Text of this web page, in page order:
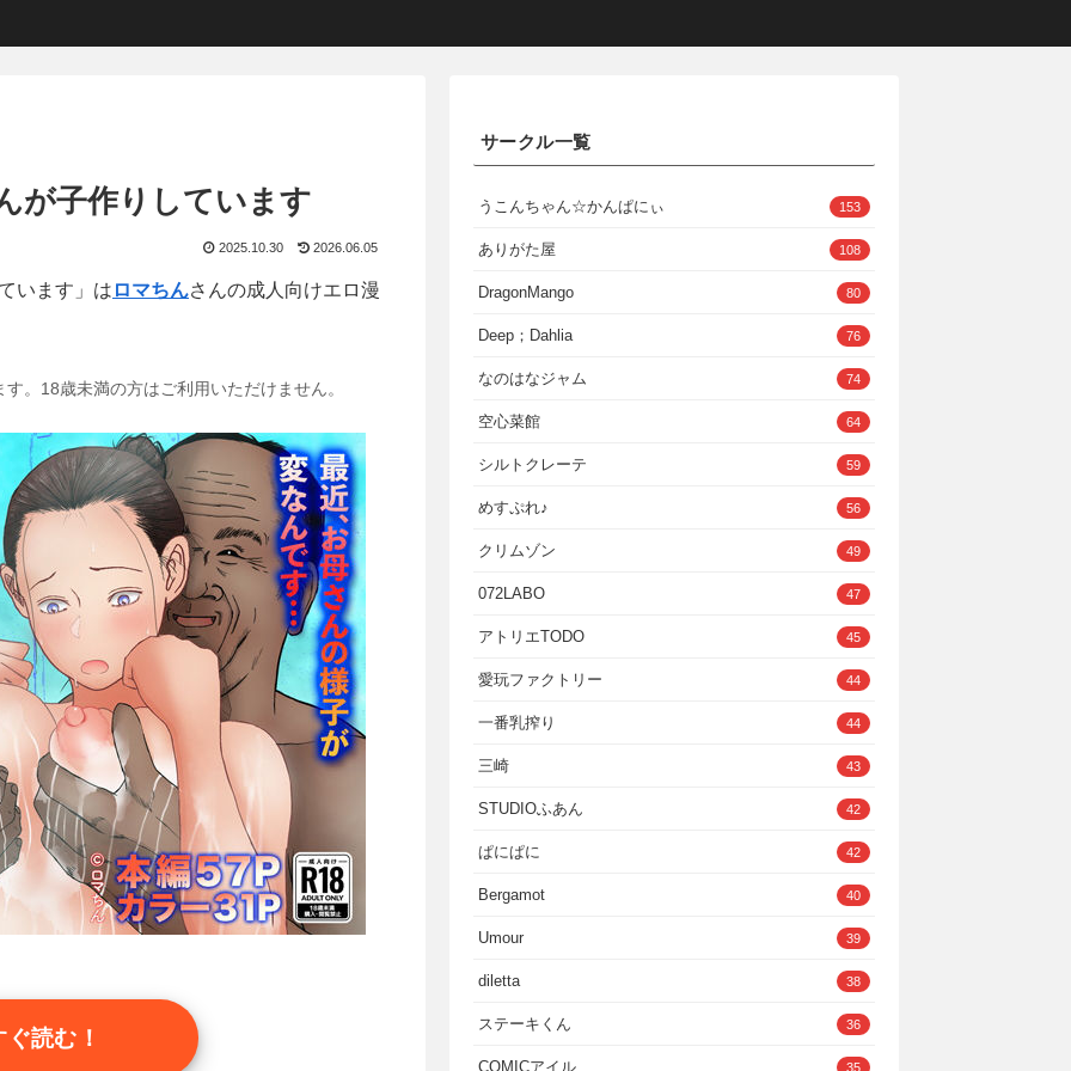
が子作りしています
2025.10.30 2026.06.05
います」は ロマちんさんの成人向けエロ漫
。18歳未満の方はご利用いただけません。
ぐ読む！
サークル一覧
うこんちゃん☆かんぱにぃ 153
ありがた屋 108
DragonMango 80
Deep；Dahlia 76
なのはなジャム 74
空心菜館 64
シルトクレーテ 59
めすぷれ♪ 56
クリムゾン 49
072LABO 47
アトリエTODO 45
愛玩ファクトリー 44
一番乳搾り 44
三崎 43
STUDIOふあん 42
ぱにぱに 42
Bergamot 40
Umour 39
diletta 38
ステーキくん 36
COMICアイル 35